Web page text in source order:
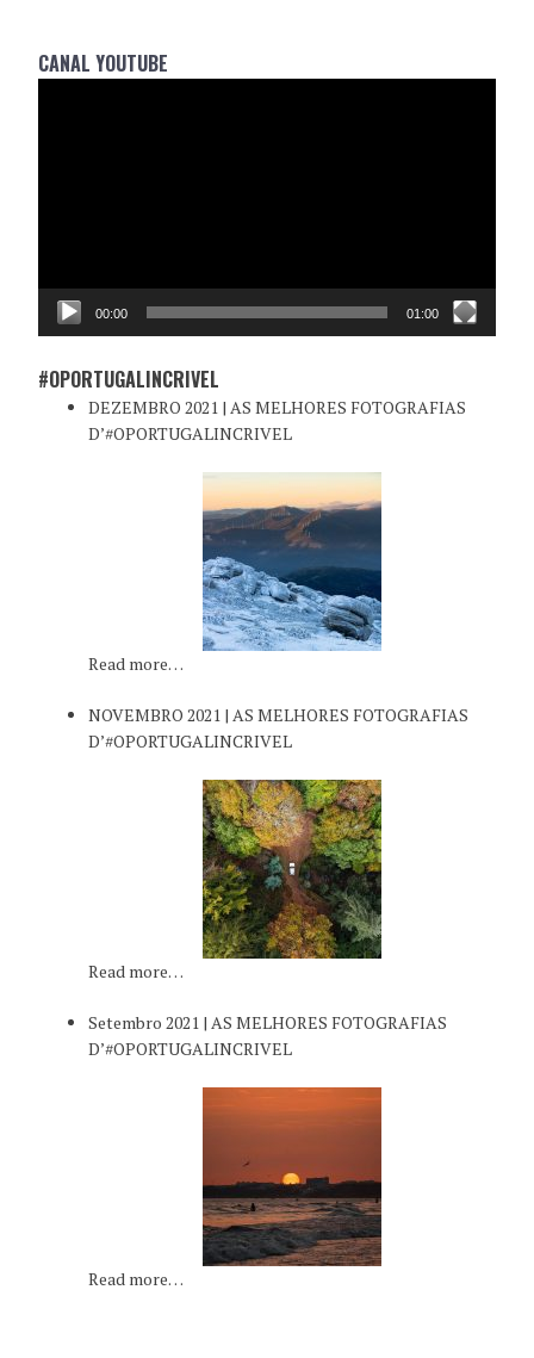
CANAL YOUTUBE
00:00 01:00
#OPORTUGALINCRIVEL
DEZEMBRO 2021 | AS MELHORES FOTOGRAFIAS
D’#OPORTUGALINCRIVEL
Read more…
NOVEMBRO 2021 | AS MELHORES FOTOGRAFIAS
D’#OPORTUGALINCRIVEL
Read more…
Setembro 2021 | AS MELHORES FOTOGRAFIAS
D’#OPORTUGALINCRIVEL
Read more…